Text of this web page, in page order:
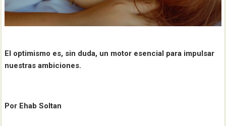
El optimismo es, sin duda, un motor esencial para impulsar
nuestras ambiciones.
Por Ehab Soltan